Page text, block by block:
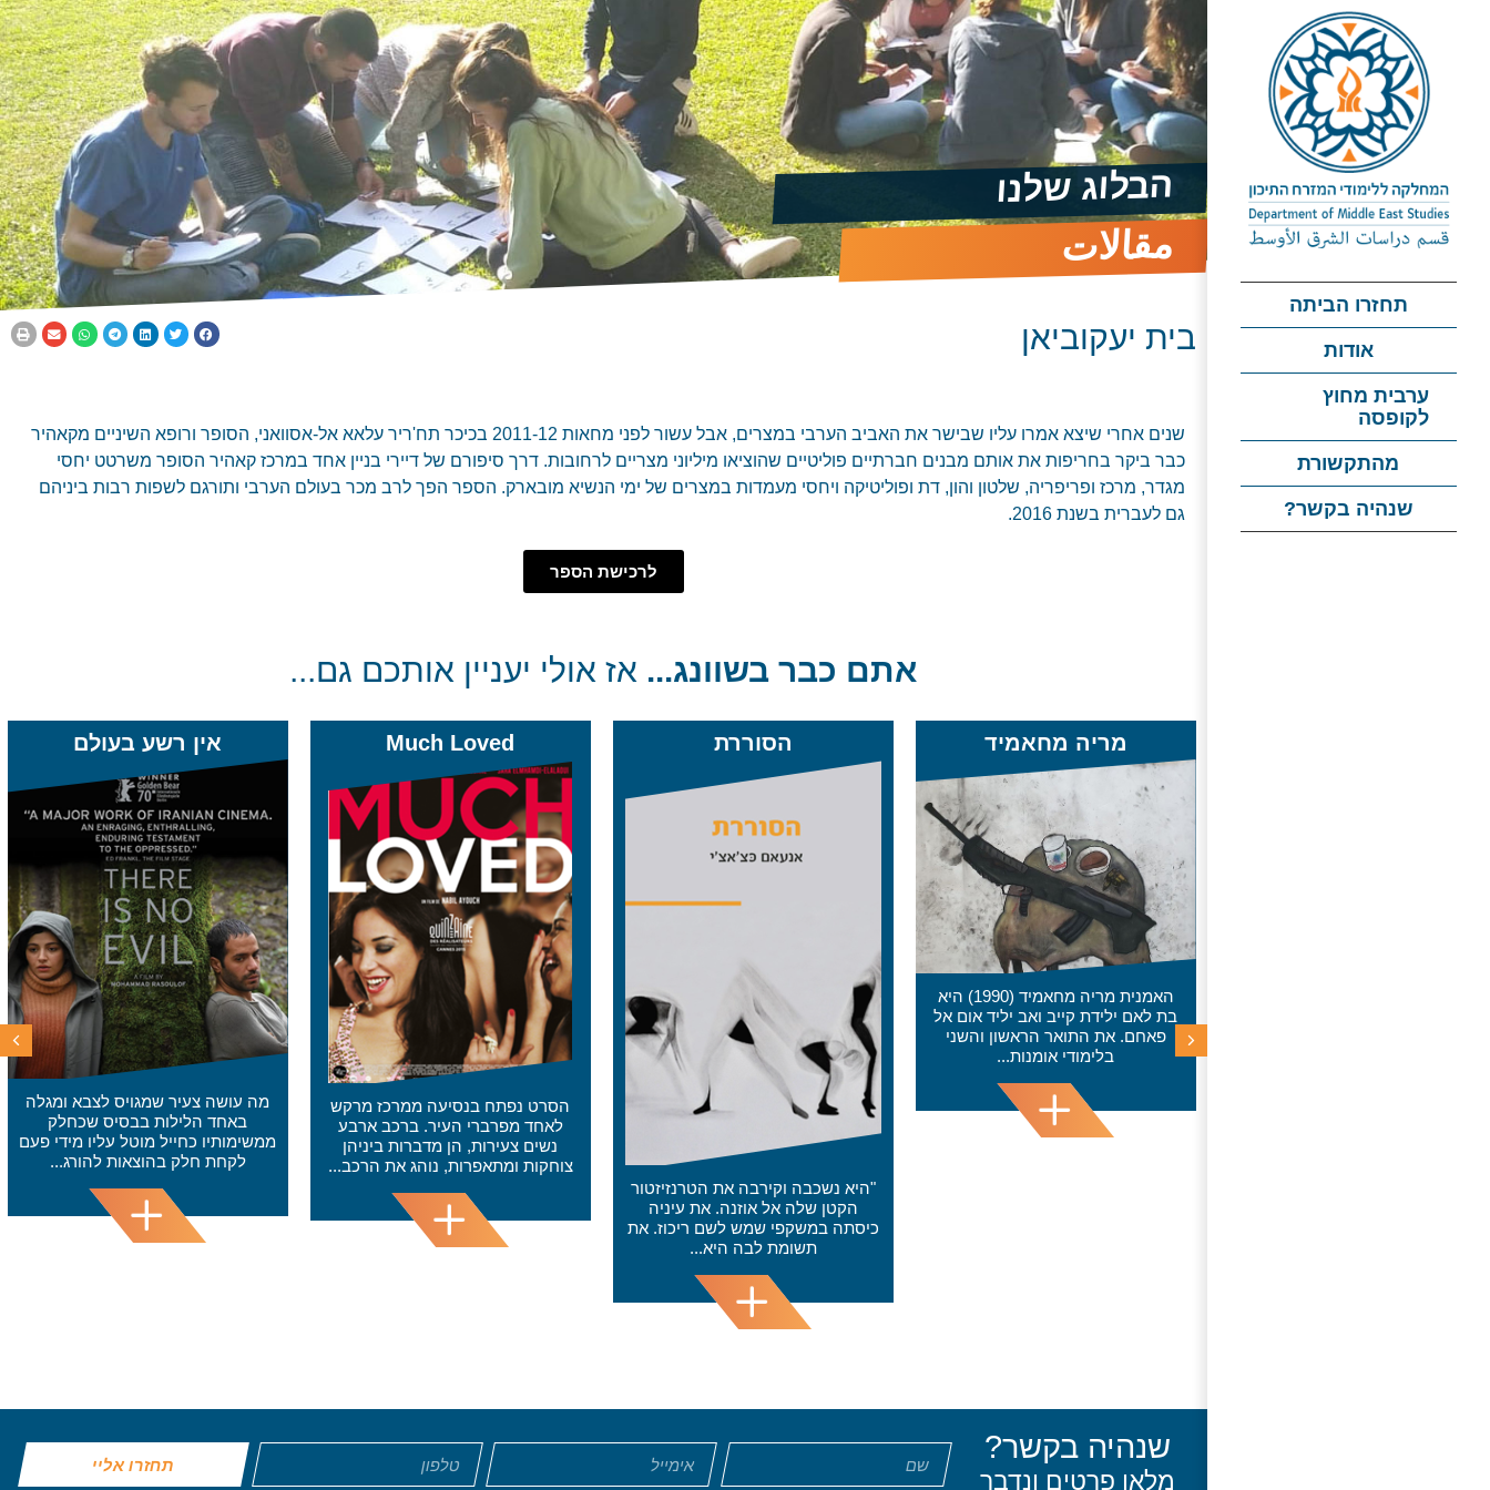
תחזרו הביתה
אודות
ערבית מחוץ
לקופסה
מהתקשורת
שנהיה בקשר?
הבלוג שלנו
مقالات
בית יעקוביאן
שנים אחרי שיצא אמרו עליו שבישר את האביב הערבי במצרים, אבל עשור לפני מחאות 2011-12 בכיכר תח'ריר עלאא אל-אסוואני, הסופר ורופא השיניים מקאהיר
כבר ביקר בחריפות את אותם מבנים חברתיים פוליטיים שהוציאו מיליוני מצריים לרחובות. דרך סיפורם של דיירי בניין אחד במרכז קאהיר הסופר משרטט יחסי
מגדר, מרכז ופריפריה, שלטון והון, דת ופוליטיקה ויחסי מעמדות במצרים של ימי הנשיא מובארק. הספר הפך לרב מכר בעולם הערבי ותורגם לשפות רבות ביניהם
גם לעברית בשנת 2016.
לרכישת הספר
אתם כבר בשוונג... אז אולי יעניין אותכם גם...
הסוררת Much Loved
הסרט נפתח בנסיעה ממרכז מרקש
לאחד מפרברי העיר. ברכב ארבע
נשים צעירות, הן מדברות ביניהן
צוחקות ומתאפרות, נוהג את הרכב...
אין רשע בעולם
מה עושה צעיר שמגויס לצבא ומגלה
באחד הלילות בבסיס שכחלק
ממשימותיו כחייל מוטל עליו מידי פעם
לקחת חלק בהוצאות להורג...
BLTNM
בלתנמ הוא קולקטיב ולייבל היפ
שהוקם בשנת 2019 ברמאללה.
הקולקטיב ממשיך מסורת בת
מעשרים שנה של היפ הופ...
שנהיה בקשר?
מלאו פרטים ונדבר
תחזרו אליי